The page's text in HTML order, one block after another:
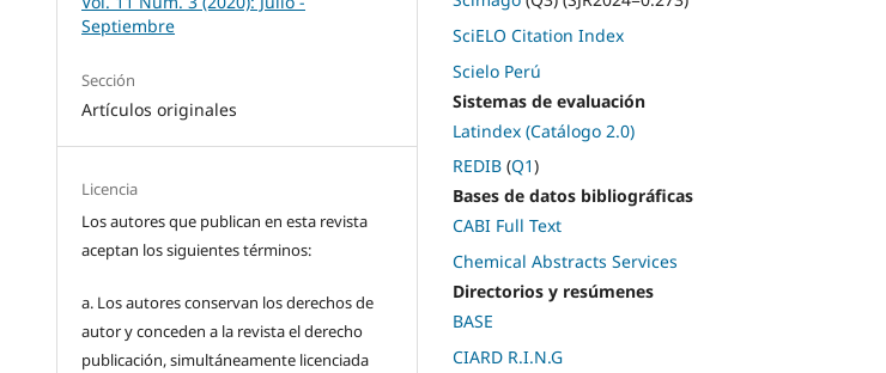
Septiembre
Sección
Artículos originales
Licencia
Los autores que publican en esta revista
aceptan los siguientes términos:
a. Los autores conservan los derechos de
autor y conceden a la revista el derecho
publicación, simultáneamente licenciada
SciELO Citation Index
Scielo Perú
Sistemas de evaluación
Latindex (Catálogo 2.0)
REDIB (Q1)
Bases de datos bibliográficas
CABI Full Text
Chemical Abstracts Services
Directorios y resúmenes
BASE
CIARD R.I.N.G